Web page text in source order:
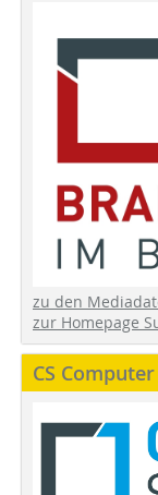
zu den
zur Homepage
CS